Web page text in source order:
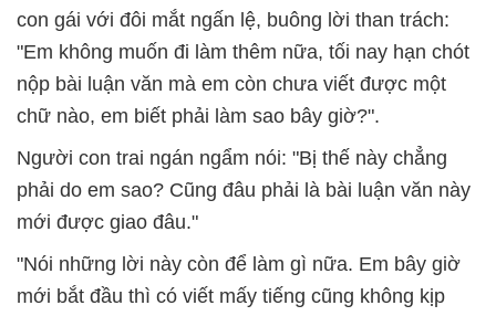
con gái với đôi mắt ngấn lệ, buông lời than trách:
"Em không muốn đi làm thêm nữa, tối nay hạn chót
nộp bài luận văn mà em còn chưa viết được một
chữ nào, em biết phải làm sao bây giờ?".
Người con trai ngán ngẩm nói: "Bị thế này chẳng
phải do em sao? Cũng đâu phải là bài luận văn này
mới được giao đâu."
"Nói những lời này còn để làm gì nữa. Em bây giờ
mới bắt đầu thì có viết mấy tiếng cũng không kịp